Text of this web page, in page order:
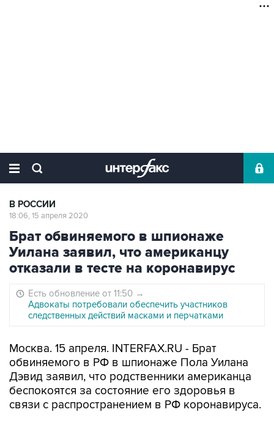
В РОССИИ
18:06, 15 апреля 2020
Брат обвиняемого в шпионаже
Уилана заявил, что американцу
отказали в тесте на коронавирус
Есть обновление от 11:50 →
Адвокаты потребовали обеспечить участников
следственных действий масками и перчатками
Москва. 15 апреля. INTERFAX.RU - Брат
обвиняемого в РФ в шпионаже Пола Уилана
Дэвид заявил, что родственники американца
беспокоятся за состояние его здоровья в
связи с распространением в РФ коронавируса.